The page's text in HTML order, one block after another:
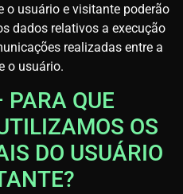
o usuário e visitante poderão
dados relativos a execução
realizadas entre a
o usuário.
PARA QUE
OS
DO USUÁRIO